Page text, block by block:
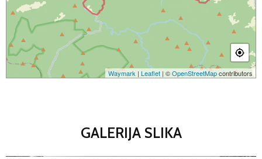
Waymark | Leaflet | ©OpenStreetMapcontributors
GALERIJA SLIKA